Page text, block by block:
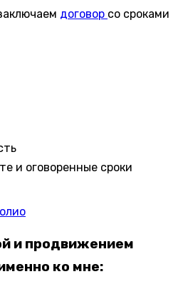
договор со сроками
и оговоренные сроки
и продвижением
ко мне: